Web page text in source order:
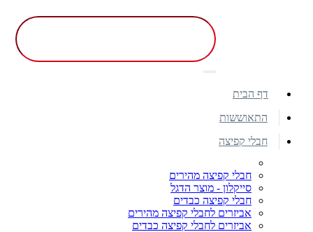
דף הבית
התאוששות
חבלי קפיצה
חבלי קפיצה מהירים
סייקלון - מוצר הדגל
חבלי קפיצה כבדים
אביזרים לחבלי קפיצה מהירים
אביזרים לחבלי קפיצה כבדים